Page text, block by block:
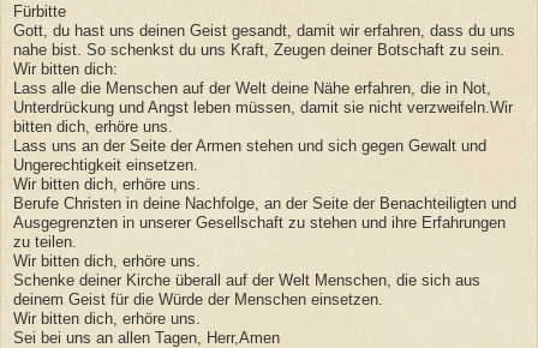
Fürbitte
Gott, du hast uns deinen Geist gesandt, damit wir erfahren, dass du uns
nahe bist. So schenkst du uns Kraft, Zeugen deiner Botschaft zu sein.
Wir bitten dich:
Lass alle die Menschen auf der Welt deine Nähe erfahren, die in Not,
Unterdrückung und Angst leben müssen, damit sie nicht verzweifeln.Wir
bitten dich, erhöre uns.
Lass uns an der Seite der Armen stehen und sich gegen Gewalt und
Ungerechtigkeit einsetzen.
Wir bitten dich, erhöre uns.
Berufe Christen in deine Nachfolge, an der Seite der Benachteiligten und
Ausgegrenzten in unserer Gesellschaft zu stehen und ihre Erfahrungen
zu teilen.
Wir bitten dich, erhöre uns.
Schenke deiner Kirche überall auf der Welt Menschen, die sich aus
deinem Geist für die Würde der Menschen einsetzen.
Wir bitten dich, erhöre uns.
Sei bei uns an allen Tagen, Herr,Amen